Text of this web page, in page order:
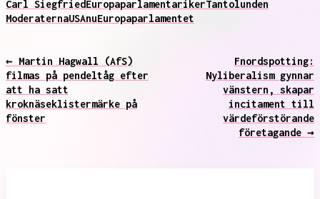
Carl SiegfriedEuropaparlamentarikerTantolunden
ModeraternaUSAnuEuropaparlamentet
← Martin Hagwall (AfS)
filmas på pendeltåg efter
att ha satt
kroknäseklistermärke på
fönster
Fnordspotting:
Nyliberalism gynnar
vänstern, skapar
incitament till
värdeförstörande
företagande →